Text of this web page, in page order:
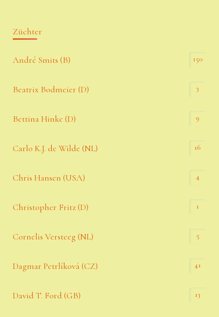
Züchter
André Smits (B) 150
Beatrix Bodmeier (D) 3
Bettina Hinke (D) 9
Carlo K.J. de Wilde (NL) 16
Chris Hansen (USA) 4
Christopher Fritz (D) 1
Cornelis Versteeg (NL) 5
Dagmar Petrlíková (CZ) 41
David T. Ford (GB) 13